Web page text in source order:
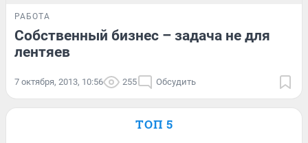
РАБОТА
Собственный бизнес – задача не для
лентяев
7 октября, 2013, 10:56 255 Обсудить
ТОП 5